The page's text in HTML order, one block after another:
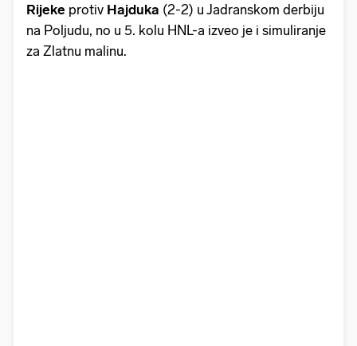
Rijeke protiv Hajduka (2-2) u Jadranskom derbiju
na Poljudu, no u 5. kolu HNL-a izveo je i simuliranje
za Zlatnu malinu.